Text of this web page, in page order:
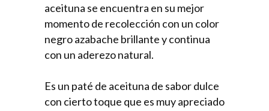
aceituna se encuentra en su mejor
momento de recolección con un color
negro azabache brillante y continua
con un aderezo natural.
Es un paté de aceituna de sabor dulce
con cierto toque que es muy apreciado